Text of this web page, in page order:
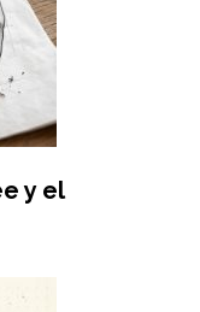
y el